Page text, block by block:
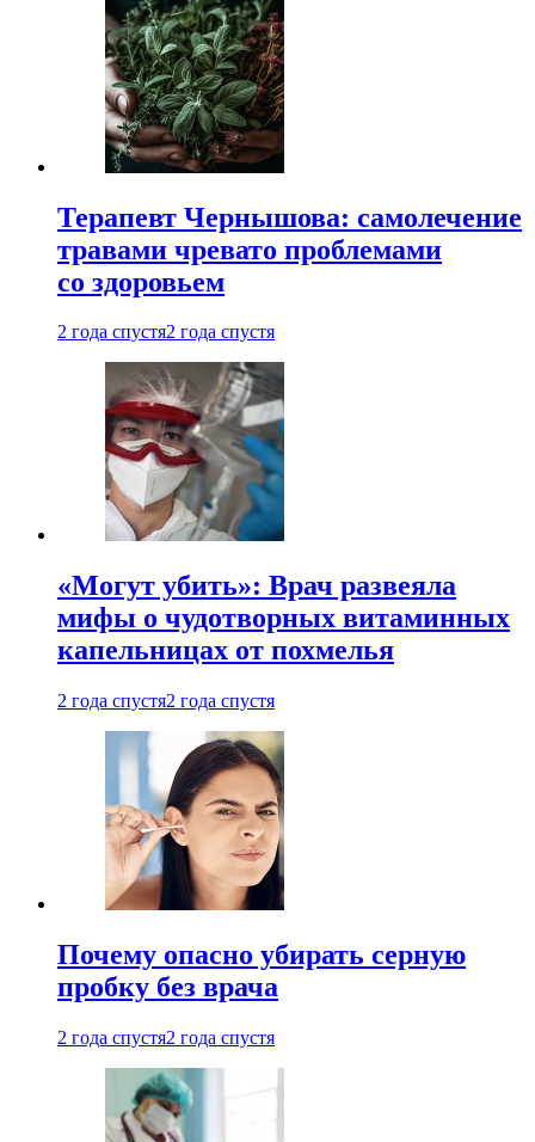
Терапевт Чернышова: самолечение
травами чревато проблемами
со здоровьем
2 года спустя2 года спустя
«Могут убить»: Врач развеяла
мифы о чудотворных витаминных
капельницах от похмелья
2 года спустя2 года спустя
Почему опасно убирать серную
пробку без врача
2 года спустя2 года спустя